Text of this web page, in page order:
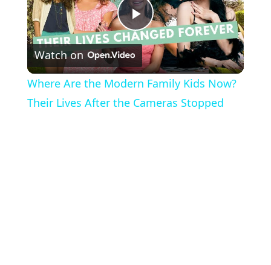
Play
Video
Watch on
Where Are the Modern Family Kids Now?
Their Lives After the Cameras Stopped